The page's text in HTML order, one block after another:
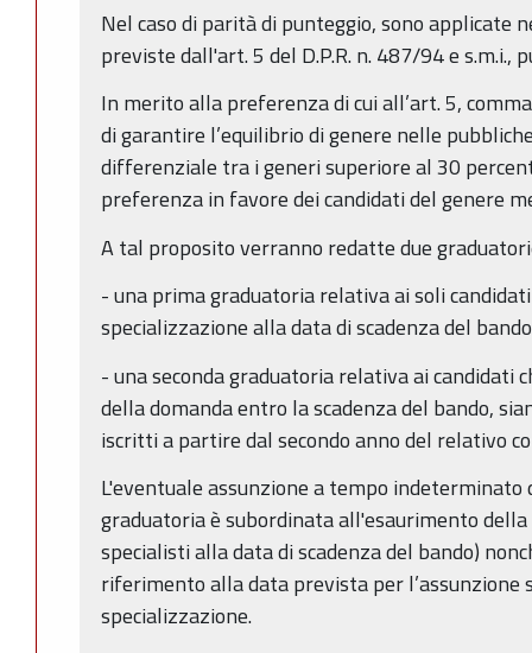
Nel caso di parità di punteggio, sono applicate
previste dall'art. 5 del D.P.R. n. 487/94 e
In merito alla preferenza di cui all’art. 5,
di garantire l’equilibrio di genere nelle
differenziale tra i generi superiore al 30
preferenza in favore dei candidati del genere
A tal proposito verranno redatte due
- una prima graduatoria relativa ai soli
specializzazione alla data di scadenza del
- una seconda graduatoria relativa ai candidati
della domanda entro la scadenza del bando,
iscritti a partire dal secondo anno del relativo
L'eventuale assunzione a tempo indeterminato
graduatoria è subordinata all'esaurimento
specialisti alla data di scadenza del bando)
riferimento alla data prevista per l’assunzione
specializzazione.